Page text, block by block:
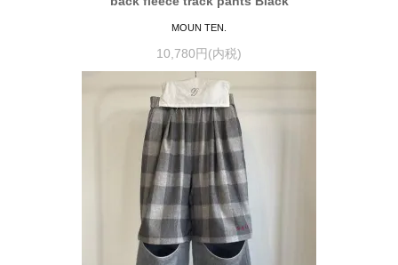
MOUN TEN.
10,780円(内税)